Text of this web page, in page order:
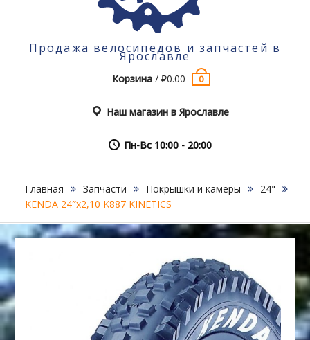
Продажа велосипедов и запчастей в
Ярославле
Корзина /₽0.00 0
Наш магазин в Ярославле
Пн-Вс 10:00 - 20:00
Главная Запчасти Покрышки и камеры
24"
KENDA 24″х2,10 K887 KINETICS